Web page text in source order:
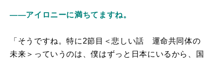
――アイロニーに満ちてますね。
「そうですね。特に2節目＜悲しい話 運命共同体の
未来＞っていうのは、僕はずっと日本にいるから、国